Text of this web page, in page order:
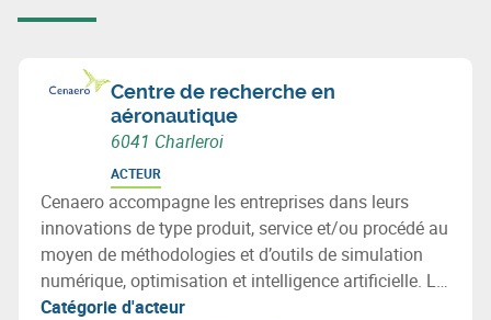
Centre de recherche en
aéronautique
6041 Charleroi
ACTEUR
Cenaero accompagne les entreprises dans leurs
innovations de type produit, service et/ou procédé au
moyen de méthodologies et d’outils de simulation
numérique, optimisation et intelligence artificielle. Le
centre est actif dans les secteurs de l'Aérospatial, des
Catégorie d'acteur